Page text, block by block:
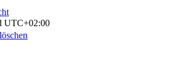
UTC+02:00